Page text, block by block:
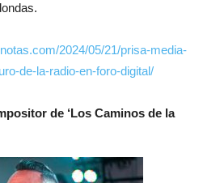
2024/05/21/prisa-media-
de-la-radio-en-foro-digital/
de ‘Los Caminos de la